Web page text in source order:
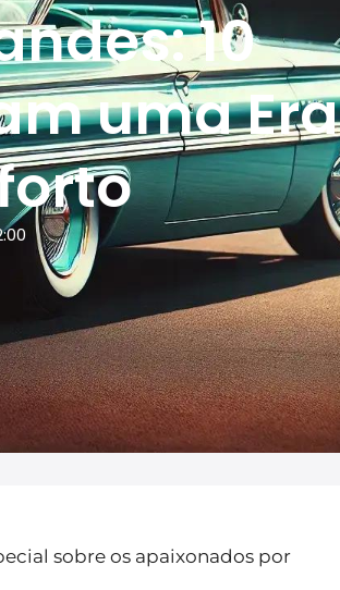
10
uma Era
sobre os apaixonados por